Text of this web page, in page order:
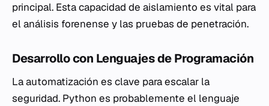
principal. Esta capacidad de aislamiento es vital para
el análisis forenense y las pruebas de penetración.
Desarrollo con Lenguajes de Programación
La automatización es clave para escalar la
seguridad. Python es probablemente el lenguaje